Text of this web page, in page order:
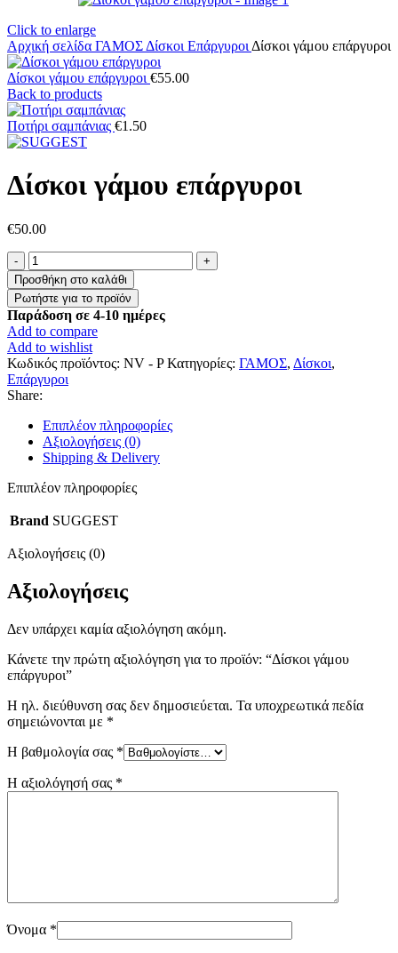
Click to enlarge
Αρχική σελίδα ΓΑΜΟΣ Δίσκοι Επάργυροι Δίσκοι γάμου επάργυροι
Δίσκοι γάμου επάργυροι €55.00
Back to products
Ποτήρι σαμπάνιας €1.50
Δίσκοι γάμου επάργυροι
€50.00
Δίσκοι
γάμου
επάργυροι
ποσότητα
Προσθήκη στο καλάθι
Παράδοση σε 4-10 ημέρες
Add to compare
Add to wishlist
Κωδικός προϊόντος: NV - PΚατηγορίες: ΓΑΜΟΣ, Δίσκοι,
Επάργυροι
Share:
Επιπλέον πληροφορίες
Αξιολογήσεις (0)
Shipping & Delivery
Επιπλέον πληροφορίες
Brand SUGGEST
Αξιολογήσεις (0)
Αξιολογήσεις
Δεν υπάρχει καμία αξιολόγηση ακόμη.
Κάνετε την πρώτη αξιολόγηση για το προϊόν: “Δίσκοι γάμου
επάργυροι”
Η ηλ. διεύθυνση σας δεν δημοσιεύεται. Τα υποχρεωτικά πεδία
σημειώνονται με *
Η βαθμολογία σας *
Η αξιολόγησή σας *
Όνομα *